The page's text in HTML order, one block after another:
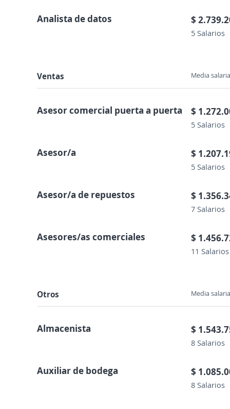
Analista de datos $
5 Salarios
Ventas Media
Asesor comercial puerta a puerta $
5 Salarios
Asesor/a $
5 Salarios
Asesor/a de repuestos $
7 Salarios
Asesores/as comerciales $
11 Salarios
Otros Media
Almacenista $
8 Salarios
Auxiliar de bodega $
8 Salarios